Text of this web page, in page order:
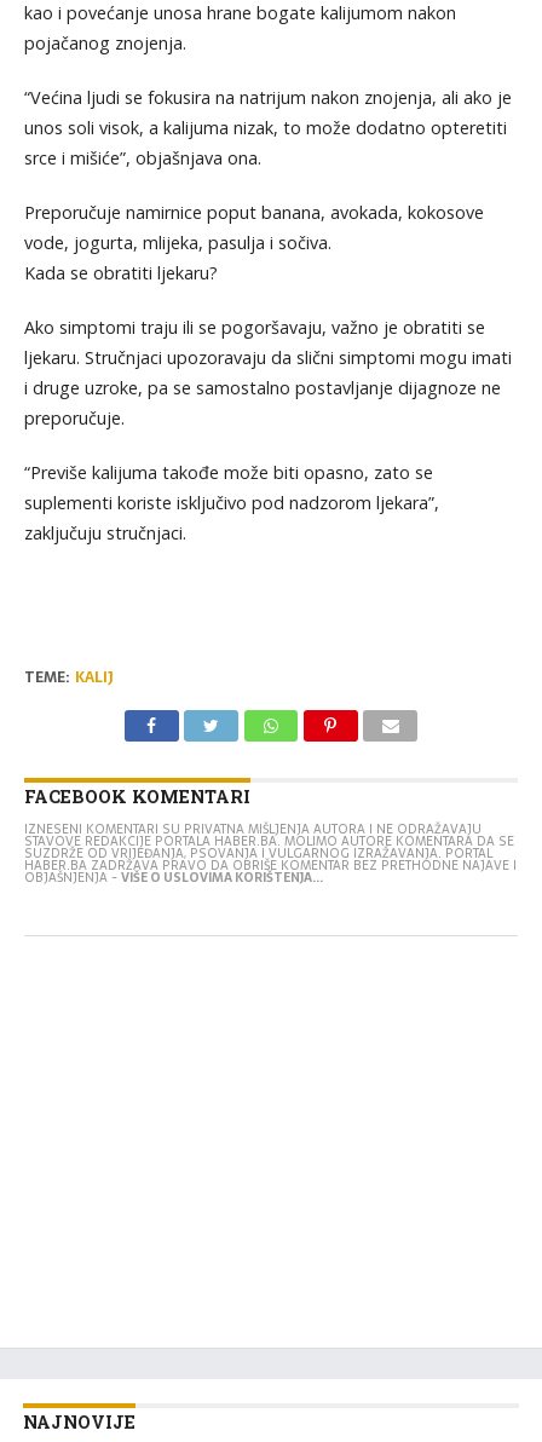
kao i povećanje unosa hrane bogate kalijumom nakon
pojačanog znojenja.
“Većina ljudi se fokusira na natrijum nakon znojenja, ali ako je
unos soli visok, a kalijuma nizak, to može dodatno opteretiti
srce i mišiće”, objašnjava ona.
Preporučuje namirnice poput banana, avokada, kokosove
vode, jogurta, mlijeka, pasulja i sočiva.
Kada se obratiti ljekaru?
Ako simptomi traju ili se pogoršavaju, važno je obratiti se
ljekaru. Stručnjaci upozoravaju da slični simptomi mogu imati
i druge uzroke, pa se samostalno postavljanje dijagnoze ne
preporučuje.
“Previše kalijuma takođe može biti opasno, zato se
suplementi koriste isključivo pod nadzorom ljekara”,
zaključuju stručnjaci.
TEME: KALIJ
FACEBOOK KOMENTARI
IZNESENI KOMENTARI SU PRIVATNA MIŠLJENJA AUTORA I NE ODRAŽAVAJU
STAVOVE REDAKCIJE PORTALA HABER.BA. MOLIMO AUTORE KOMENTARA DA SE
SUZDRŽE OD VRIJEĐANJA, PSOVANJA I VULGARNOG IZRAŽAVANJA. PORTAL
HABER.BA ZADRŽAVA PRAVO DA OBRIŠE KOMENTAR BEZ PRETHODNE NAJAVE I
OBJAŠNJENJA -VIŠE O USLOVIMA KORIŠTENJA...
NAJNOVIJE